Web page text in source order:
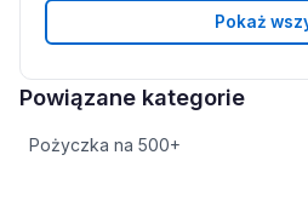
Pokaż
Powiązane kategorie
Pożyczka na 500+